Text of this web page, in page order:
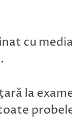
cu
la